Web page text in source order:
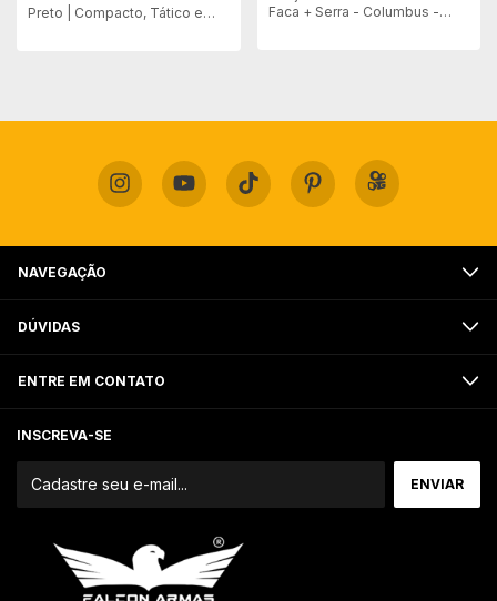
Preto | Compacto, Tático e
Faca + Serra - Columbus -
NAVEGAÇÃO
DÚVIDAS
ENTRE EM CONTATO
INSCREVA-SE